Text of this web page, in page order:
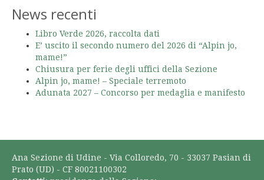
News recenti
Libro Verde 2026, raccolta dati
E’ uscito il secondo numero del 2026 di “Alpin jo,
mame!”
Chiusura per ferie degli uffici della Sezione
Alpin jo, mame! – Speciale terremoto
Adunata 2027 – Concorso per medaglia e manifesto
Ana Sezione di Udine - Via Colloredo, 70 - 33037 Pasian di
Prato (UD) - CF 80021100302